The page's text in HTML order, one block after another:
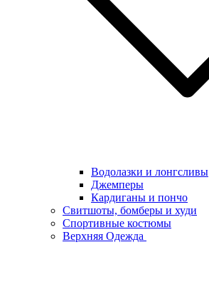
Водолазки и лонгсливы
Джемперы
Кардиганы и пончо
Свитшоты, бомберы и худи
Спортивные костюмы
Верхняя Одежда